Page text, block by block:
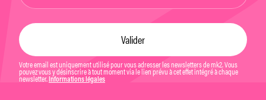
Votre email est uniquement utilisé pour vous adresser les newsletters de mk2. Vous
pouvez vous y désinscrire à tout moment via le lien prévu à cet effet intégré à chaque
newsletter. Informations légales